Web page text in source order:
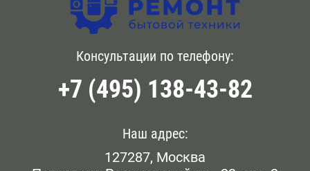
Консультации по телефону:
+7 (495) 138-43-82
Наш адрес:
127287, Москва